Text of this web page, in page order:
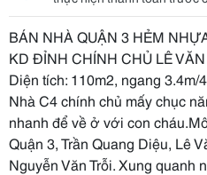
BÁN NHÀ QUẬN 3 HẺM
KD ĐỈNH CHÍNH CHỦ LÊ
Diện tích: 110m2, ngang 3.4m/
Nhà C4 chính chủ mấy chục
nhanh để về ở với con
Quận 3, Trần Quang Diệu, Lê
Nguyễn Văn Trỗi. Xung quanh